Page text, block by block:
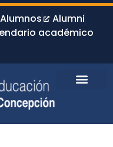
Alumnos
Alumni
académico